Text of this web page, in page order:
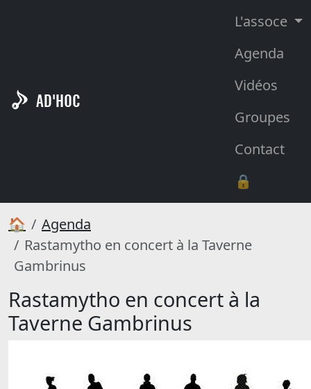
AD'HOC
L'assoce
Agenda
Vidéos
Groupes
Contact
🔒
🏠
Agenda
Rastamytho en concert à la Taverne
Gambrinus
Rastamytho en concert à la
Taverne Gambrinus